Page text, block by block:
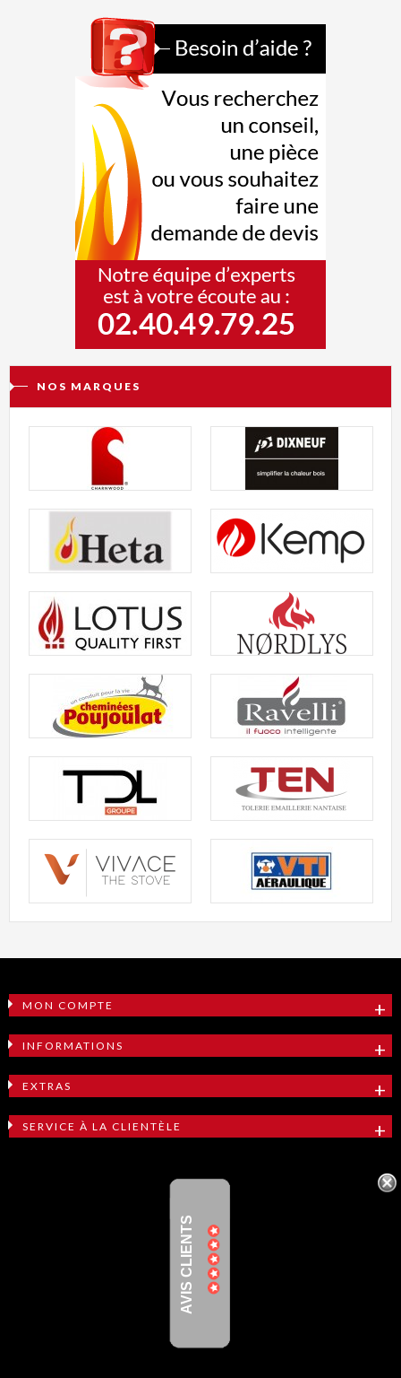
NOS MARQUES
MON COMPTE
INFORMATIONS
EXTRAS
SERVICE À LA CLIENTÈLE
AVIS CLIENTS